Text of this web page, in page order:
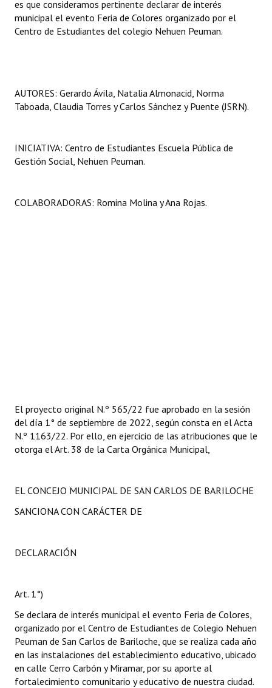
es que consideramos pertinente declarar de interés
municipal el evento Feria de Colores organizado por el
Centro de Estudiantes del colegio Nehuen Peuman.
AUTORES: Gerardo Ávila, Natalia Almonacid, Norma
Taboada, Claudia Torres y Carlos Sánchez y Puente (JSRN).
INICIATIVA: Centro de Estudiantes Escuela Pública de
Gestión Social, Nehuen Peuman.
COLABORADORAS: Romina Molina y Ana Rojas.
El proyecto original N.º 565/22 fue aprobado en la sesión
del día 1° de septiembre de 2022, según consta en el Acta
N.º 1163/22. Por ello, en ejercicio de las atribuciones que le
otorga el Art. 38 de la Carta Orgánica Municipal,
EL CONCEJO MUNICIPAL DE SAN CARLOS DE BARILOCHE
SANCIONA CON CARÁCTER DE
DECLARACIÓN
Art. 1°)
Se declara de interés municipal el evento Feria de Colores,
organizado por el Centro de Estudiantes de Colegio Nehuen
Peuman de San Carlos de Bariloche, que se realiza cada año
en las instalaciones del establecimiento educativo, ubicado
en calle Cerro Carbón y Miramar, por su aporte al
fortalecimiento comunitario y educativo de nuestra ciudad.